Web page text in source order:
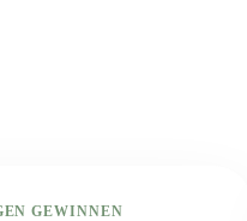
GEWINNEN